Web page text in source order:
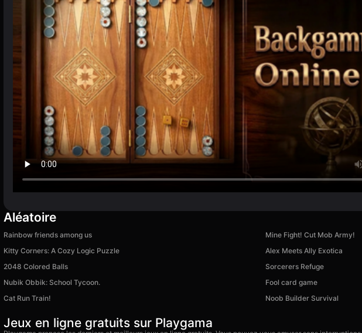
Aléatoire
Rainbow friends among us Mine Fight! Cut Mob Army!
Kitty Corners: A Cozy Logic Puzzle
Alex Meets Ally Exotica
2048 Colored Balls
Sorcerers Refuge
Nubik Obbik: School Tycoon.
Fool card game
Cat Run Train!
Noob Builder Survival
Jeux en ligne gratuits sur Playgama